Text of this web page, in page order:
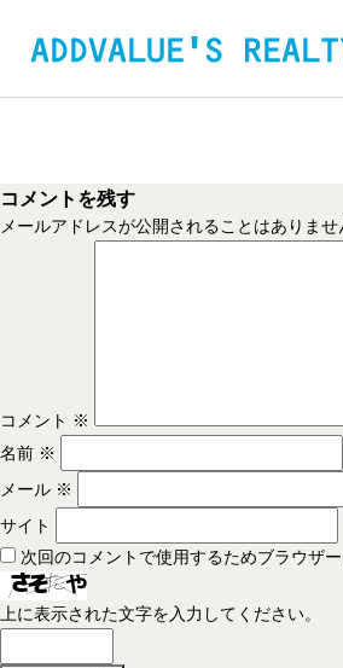
コメントを残す
メールアドレスが公開されることはありませ
コメント ※
名前 ※
メール ※
サイト
次回のコメントで使用するためブラウザ
上に表示された文字を入力してください。